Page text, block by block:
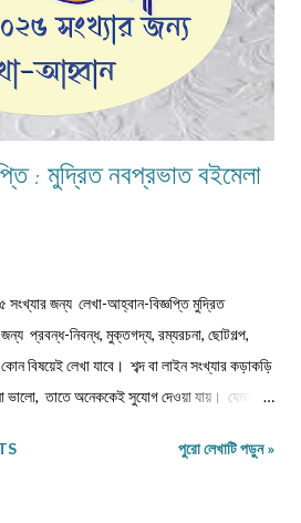
: মুদ্রিত নবপ্রভাত বইমেলা
জন্য লেখা-আহ্বান-বিজ্ঞপ্তি মুদ্রিত
প্রবন্ধ-নিবন্ধ, মুক্তগদ্য, রম্যরচনা, ছোটগল্প,
বিষয়েই লেখা যাবে। শব্দ বা লাইন সংখ্যার কড়াকড়ি
ভালো, তাতে অনেককেই সুযোগ দেওয়া যায়। যেমন,
১৬০০ শব্দে। তবে এ বাঁধন 'অবশ্যমান্য' নয়। সম্পূর্ণ
পুরো লেখাটি পড়ুন »